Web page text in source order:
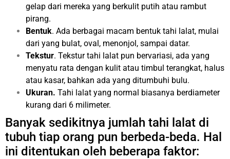
gelap dari mereka yang berkulit putih atau rambut
pirang.
Bentuk. Ada berbagai macam bentuk tahi lalat, mulai
dari yang bulat, oval, menonjol, sampai datar.
Tekstur. Tekstur tahi lalat pun bervariasi, ada yang
menyatu rata dengan kulit atau timbul terangkat, halus
atau kasar, bahkan ada yang ditumbuhi bulu.
Ukuran. Tahi lalat yang normal biasanya berdiameter
kurang dari 6 milimeter.
Banyak sedikitnya jumlah tahi lalat di
tubuh tiap orang pun berbeda-beda. Hal
ini ditentukan oleh beberapa faktor: